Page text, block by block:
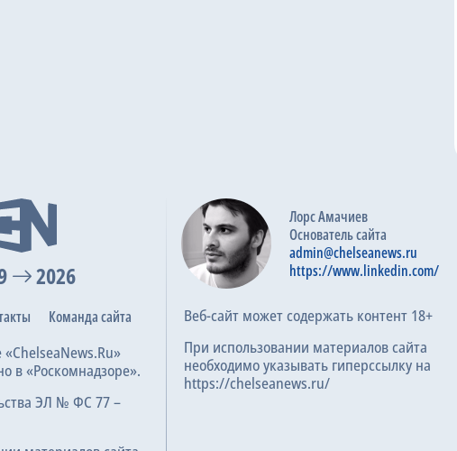
2026
Команда сайта
в «Роскомнадзоре».
ЭЛ № ФС 77 –
Лорс Амачиев
Основатель сайта
admin@chelseanews.ru
https://www.linkedin.com/
Веб-сайт может содержать контент 18+
При использовании материалов сайта
необходимо указывать гиперссылку на
https://chelseanews.ru/